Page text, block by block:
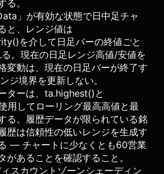
る。
」が有効な状態で日中足チャ
と、レンジ値は
を介して日足バーの終値ごと
。現在の日足レンジ高値/安値を
変動は、現在の日足バーが終了す
ジ境界を更新しない。
ターは、ta.highest()と
用してローリング最高高値と最
る。履歴データが限られている銘
歴は信頼性の低いレンジを生成す
— チャートに少なくとも60営業
があることを確認すること。
スカウントゾーンシェーディン